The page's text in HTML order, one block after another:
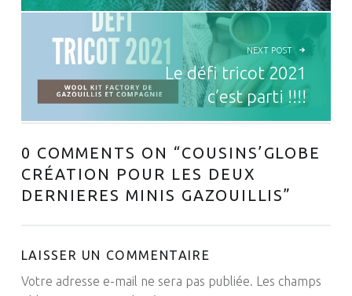
NEXT POST
Le défi tricot 2021
c’est parti !!!!
0 COMMENTS ON “COUSINS’GLOBE
CRÉATION POUR LES DEUX
DERNIERES MINIS GAZOUILLIS”
LAISSER UN COMMENTAIRE
Votre adresse e-mail ne sera pas publiée. Les champs